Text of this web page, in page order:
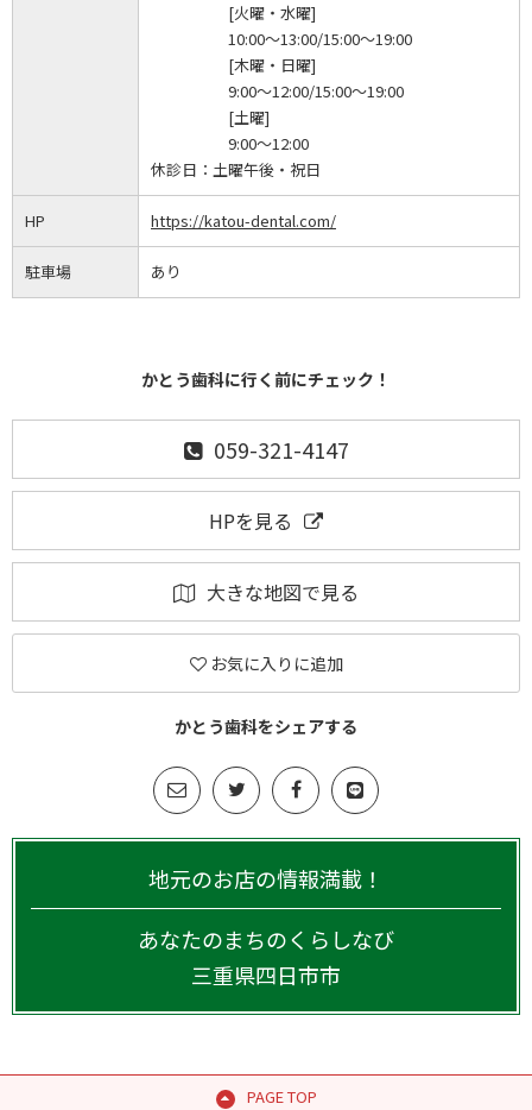
[火曜・水曜]
10:00～13:00/15:00～19:00
[木曜・日曜]
9:00～12:00/15:00～19:00
[土曜]
9:00～12:00
休診日： 土曜午後・祝日
HP https://katou-dental.com/
駐車場 あり
かとう歯科に行く前にチェック！
059-321-4147
HPを見る
大きな地図で見る
お気に入りに追加
かとう歯科をシェアする
地元のお店の情報満載！
あなたのまちのくらしなび
三重県四日市市
PAGE TOP